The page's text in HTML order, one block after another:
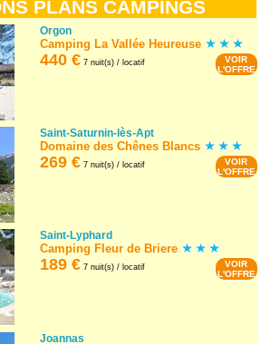
PLANS CAMPINGS
Orgon
Camping La Vallée Heureuse
440 € 7 nuit(s) / locatif
VOIR
L'OFFRE
Saint-Saturnin-lès-Apt
Domaine des Chênes Blancs
269 € 7 nuit(s) / locatif
VOIR
L'OFFRE
Saint-Lyphard
Camping Fleur de Briere
189 € 7 nuit(s) / locatif
VOIR
L'OFFRE
Joannas